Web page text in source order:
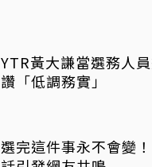
YTR黃大謙當選務人
讚「低調務實」
選完這件事永不會變